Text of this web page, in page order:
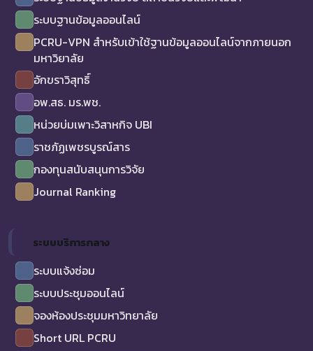
ระบบฐานข้อมูลออนไลน์
PCRU-VPN สำหรับเข้าใช้ฐานข้อมูลออนไลน์จากภายนอก
มหาวิยาลัย
อักขราวิสุทธิ์
อพ.สธ. มร.พช.
หน่วยบ่มเพาะวิสาหกิจ UBI
ราชภัฏเพชรบูรณ์สาร
กองทุนสนับสนุนการวิจัย
Journal Ranking
ระบบบริการกลาง
ระบบแจ้งซ่อม
ระบบประชุมออนไลน์
จองห้องประชุมมหาวิทยาลัย
Short URL PCRU